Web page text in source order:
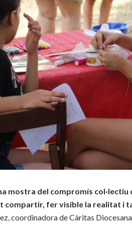
mostra del compromís
compartir, fer visible la realitat i
coordinadora de Càritas